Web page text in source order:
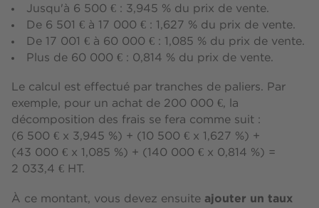
Jusqu'à 6 500 € : 3,945 % du prix de vente.
De 6 501 € à 17 000 € : 1,627 % du prix de vente.
De 17 001 € à 60 000 € : 1,085 % du prix de vente.
Plus de 60 000 € : 0,814 % du prix de vente.
Le calcul est effectué par tranches de paliers. Par
exemple, pour un achat de 200 000 €, la
décomposition des frais se fera comme suit :
(6 500 € x 3,945 %) + (10 500 € x 1,627 %) +
(43 000 € x 1,085 %) + (140 000 € x 0,814 %) =
2 033,4 € HT.
À ce montant, vous devez ensuite ajouter un taux